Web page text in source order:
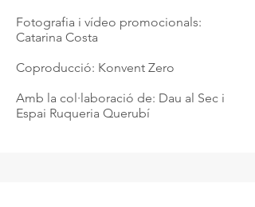
Fotografia i vídeo promocionals:
Catarina Costa
Coproducció: Konvent Zero
Amb la col·laboració de: Dau al Sec i
Espai Ruqueria Querubí